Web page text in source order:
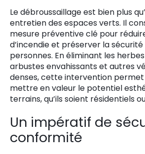
Le débroussaillage est bien plus
entretien des espaces verts. Il
mesure préventive clé pour
d’incendie et préserver la
personnes. En éliminant les
arbustes envahissants et autres
denses, cette intervention
mettre en valeur le potentiel
terrains, qu’ils soient résidentiels
Un impératif de
conformité